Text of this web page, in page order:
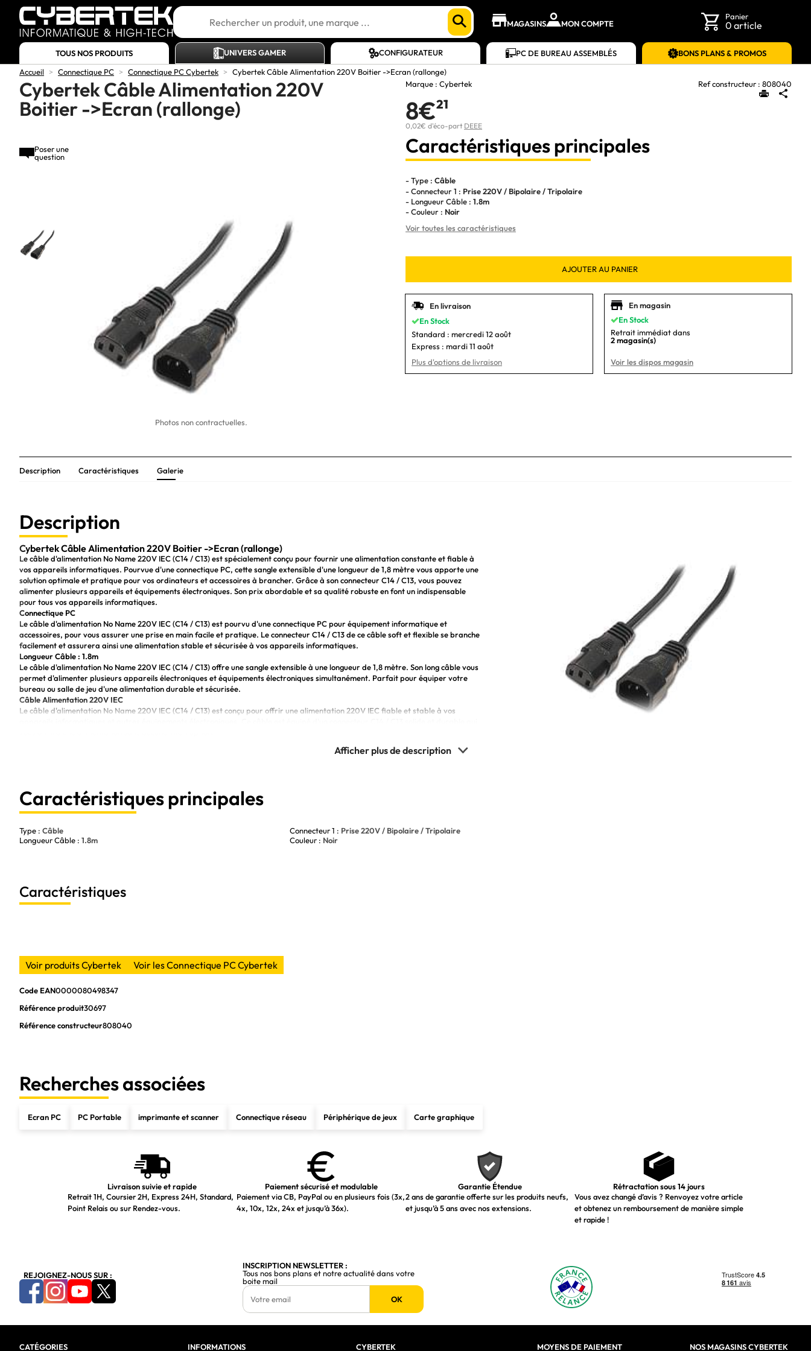
MAGASINS MON COMPTE
Panier
0 article
TOUS NOS PRODUITS UNIVERS GAMER CONFIGURATEUR PC DE BUREAU ASSEMBLÉS
BONS PLANS & PROMOS
Accueil
> Connectique PC > Connectique PC Cybertek > Cybertek Câble Alimentation 220V Boitier ->Ecran (rallonge)
Cybertek Câble Alimentation 220V
Boitier ->Ecran (rallonge)
Poser une
question
Photos non contractuelles.
Marque : Cybertek Ref constructeur : 808040
8€21
0,02€ d'éco-part DEEE
Caractéristiques principales
- Type : Câble
- Connecteur 1 : Prise 220V / Bipolaire / Tripolaire
- Longueur Câble : 1.8m
- Couleur : Noir
Voir toutes les caractéristiques
AJOUTER AU PANIER
En livraison
En Stock
Standard : mercredi 12 août
Express : mardi 11 août
Plus d'options de livraison
En magasin
En Stock
Retrait immédiat dans
2 magasin(s)
Voir les dispos magasin
Description Caractéristiques Galerie
Description
Cybertek Câble Alimentation 220V Boitier ->Ecran (rallonge)
Le câble d'alimentation No Name 220V IEC (C14 / C13) est spécialement conçu pour fournir une alimentation constante et fiable à
vos appareils informatiques. Pourvue d'une connectique PC, cette sangle extensible d'une longueur de 1,8 mètre vous apporte une
solution optimale et pratique pour vos ordinateurs et accessoires à brancher. Grâce à son connecteur C14 / C13, vous pouvez
alimenter plusieurs appareils et équipements électroniques. Son prix abordable et sa qualité robuste en font un indispensable
pour tous vos appareils informatiques.
Connectique PC
Le câble d'alimentation No Name 220V IEC (C14 / C13) est pourvu d'une connectique PC pour équipement informatique et
accessoires, pour vous assurer une prise en main facile et pratique. Le connecteur C14 / C13 de ce câble soft et flexible se branche
facilement et assurera ainsi une alimentation stable et sécurisée à vos appareils informatiques.
Longueur Câble : 1.8m
Le câble d'alimentation No Name 220V IEC (C14 / C13) offre une sangle extensible à une longueur de 1,8 mètre. Son long câble vous
permet d'alimenter plusieurs appareils électroniques et équipements électroniques simultanément. Parfait pour équiper votre
bureau ou salle de jeu d'une alimentation durable et sécurisée.
Câble Alimentation 220V IEC
Le câble d'alimentation No Name 220V IEC (C14 / C13) est conçu pour offrir une alimentation 220V IEC fiable et stable à vos
équipements. Avec sa connectique PC, sa longueur de 1,8m et sa connectique C14 / C13, ce câble offre une alimentation en toute
Caractéristiques principales
Type : Câble Connecteur 1 : Prise 220V / Bipolaire / Tripolaire
Longueur Câble : 1.8m Couleur : Noir
Caractéristiques
Voir produits Cybertek Voir les Connectique PC Cybertek
Code EAN0000080498347
Référence produit30697
Référence constructeur808040
Recherches associées
Ecran PC PC Portable imprimante et scanner Connectique réseau Périphérique de jeux Carte graphique
Livraison suivie et rapide
Retrait 1H, Coursier 2H, Express 24H, Standard,
Point Relais ou sur Rendez-vous.
Paiement sécurisé et modulable
Paiement via CB, PayPal ou en plusieurs fois (3x,
4x, 10x, 12x, 24x et jusqu’à 36x).
Garantie Étendue
2 ans de garantie offerte sur les produits neufs,
et jusqu’à 5 ans avec nos extensions.
Rétractation sous 14 jours
Vous avez changé d’avis ? Renvoyez votre article
et obtenez un remboursement de manière simple
et rapide !
REJOIGNEZ-NOUS SUR :
INSCRIPTION NEWSLETTER :
Tous nos bons plans et notre actualité dans votre
boite mail
OK
CATÉGORIES INFORMATIONS CYBERTEK MOYENS DE PAIEMENT NOS MAGASINS CYBERTEK